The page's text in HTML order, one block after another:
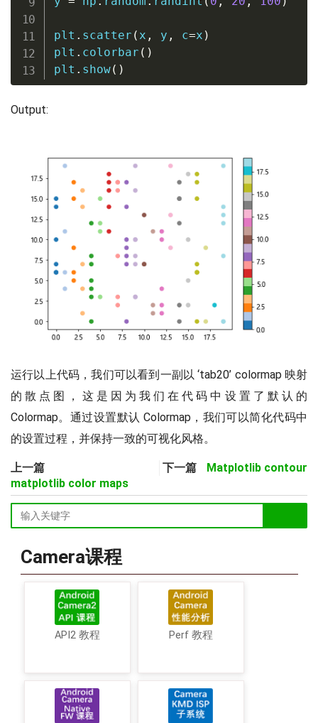
plt . scatter ( x , y , c=x )
plt . colorbar ( )
plt . show( )
Output:
运行以上代码，我们可以看到一副以 ‘tab20’ colormap 映射
的散点图，这是因为我们在代码中设置了默认的
Colormap。通过设置默认 Colormap，我们可以简化代码中
的设置过程，并保持一致的可视化风格。
上一篇
matplotlib color maps
下一篇 Matplotlib contour
Camera课程
API2 教程 Perf 教程